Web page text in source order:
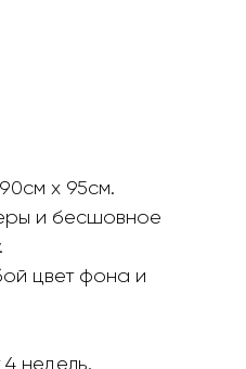
х 95см.
и бесшовное
цвет фона и
недель.